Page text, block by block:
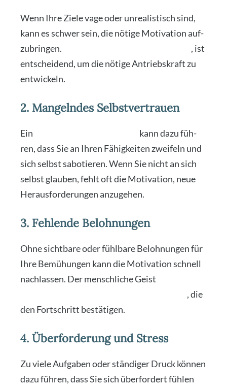
Wenn Ihre Zie­le vage oder unrea­lis­tisch sind,
kann es schwer sein, die nöti­ge Moti­va­ti­on auf­
zu­brin­gen.
, ist
ent­schei­dend, um die nöti­ge Antriebs­kraft zu
ent­wi­ckeln.
2. Mangelndes Selbstvertrauen
Ein
kann dazu füh­
ren, dass Sie an Ihren Fähig­kei­ten zwei­feln und
sich selbst sabo­tie­ren. Wenn Sie nicht an sich
selbst glau­ben, fehlt oft die Moti­va­ti­on, neue
Her­aus­for­de­run­gen anzu­ge­hen.
3. Fehlende Belohnungen
Ohne sicht­ba­re oder fühl­ba­re Beloh­nun­gen für
Ihre Bemü­hun­gen kann die Moti­va­ti­on schnell
nach­las­sen. Der mensch­li­che Geist
, die
den Fort­schritt bestä­ti­gen.
4. Überforderung und Stress
Zu vie­le Auf­ga­ben oder stän­di­ger Druck kön­nen
dazu füh­ren, dass Sie sich über­for­dert füh­len